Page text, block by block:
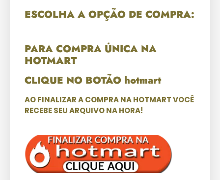
ESCOLHA A OPÇÃO DE COMPRA:
PARA COMPRA ÚNICA NA
HOTMART
CLIQUE NO BOTÃO hotmart
AO FINALIZAR A COMPRA NA HOTMART VOCÊ
RECEBE SEU ARQUIVO NA HORA!